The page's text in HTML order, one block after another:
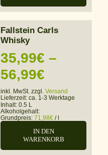
Fallstein Carls
Whisky
35,99€ –
56,99€
35,99€
56,99€
inkl. MwSt. zzgl. Versand
Lieferzeit: ca. 1-3 Werktage
Inhalt: 0.5 L
Alkoholgehalt:
Grundpreis: 71,98€ /l
IN DEN
WARENKORB